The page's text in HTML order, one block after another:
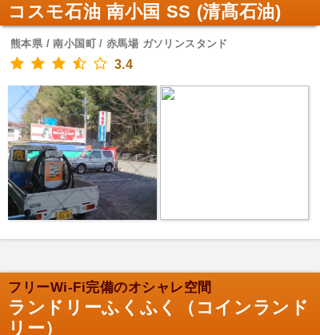
コスモ石油 南小国 SS (清髙石油)
熊本県 / 南小国町 / 赤馬場 ガソリンスタンド
3.4
フリーWi-Fi完備のオシャレ空間
ランドリーふくふく（コインランド
リー）